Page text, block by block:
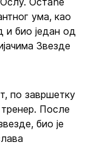
ума, као
и био један од
Звезде
по завршетку
тренер. После
био је